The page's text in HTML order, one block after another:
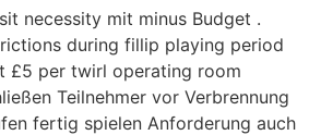
necessity mit minus Budget .
during fillip playing period
£5 per twirl operating room
Teilnehmer vor Verbrennung
fertig spielen Anforderung auch